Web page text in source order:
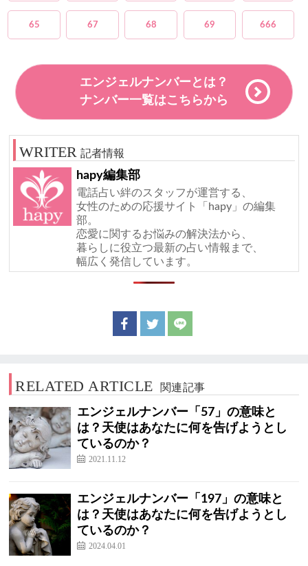
65 67 68 69 666
エンジェルナンバーとは？
ナンバー一覧はこちらから
記者情報
hapy編集部
電話占い絆のスタッフが運営する、
女性のための応援サイト「hapy」の編集
部。
恋愛に関するお悩みの解決法から、
暮らしに役立つ最新の占い情報まで、
幅広く発信しています。
RELATED ARTICLE 関連記事
エンジェルナンバー「57」の意味と
は？天使はあなたに何を告げようとし
ているのか？
2021.11.12
エンジェルナンバー「197」の意味と
は？天使はあなたに何を告げようとし
ているのか？
2024.04.01